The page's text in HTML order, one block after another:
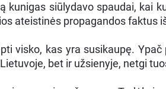
kunigas siūlydavo spaudai, kai
ateistinės propagandos faktus
visko, kas yra susikaupę.
bet ir užsienyje, netgi